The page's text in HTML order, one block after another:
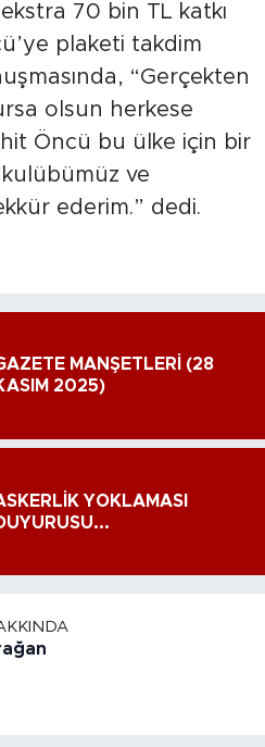
70 bin TL katkı
plaketi takdim
“Gerçekten
olsun herkese
Öncü bu ülke için bir
ve
ederim.” dedi.
MANŞETLERİ (28
2025)
YOKLAMASI